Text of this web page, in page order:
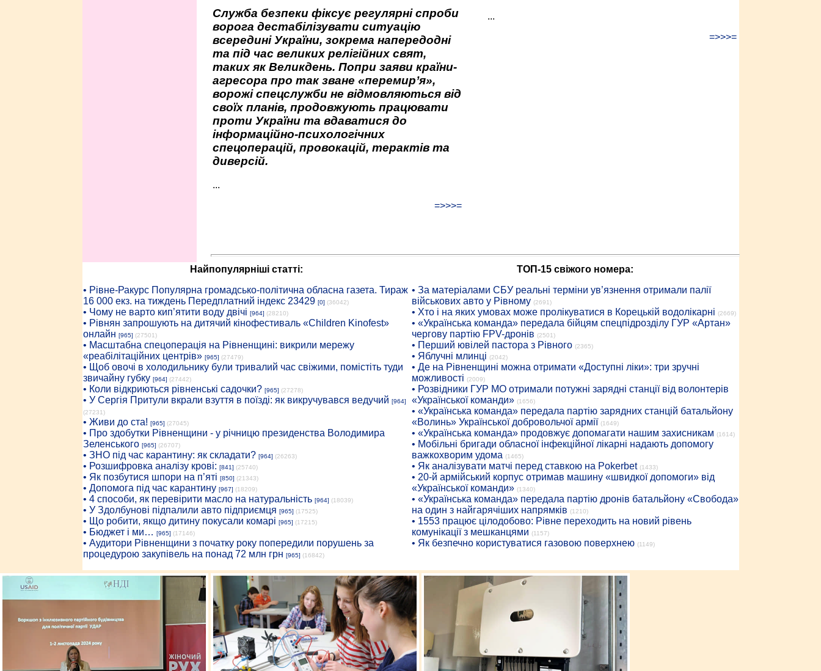
Служба безпеки фіксує регулярні спроби
ворога дестабілізувати ситуацію
всередині України, зокрема напередодні
та під час великих релігійних свят,
таких як Великдень. Попри заяви країни-
агресора про так зване «перемир’я»,
ворожі спецслужби не відмовляються від
своїх планів, продовжують працювати
проти України та вдаватися до
інформаційно-психологічних
спецоперацій, провокацій, терактів та
диверсій.
...
=>>>=
...
=>>>=
Найпопулярніші статті:
• Рiвне-Ракурс Популярна громадсько-політична обласна газета. Тираж
16 000 екз. на тиждень Передплатний індекс 23429 [0] (36042)
• Чому не варто кип’ятити воду двічі [964] (28210)
• Рівнян запрошують на дитячий кінофестиваль «Children Kinofest»
онлайн [965] (27501)
• Масштабна спецоперація на Рівненщині: викрили мережу
«реабілітаційних центрів» [965] (27479)
• Щоб овочі в холодильнику були тривалий час свіжими, помістіть туди
звичайну губку [964] (27442)
• Коли відкриються рівненські садочки? [965] (27278)
• У Сергія Притули вкрали взуття в поїзді: як викручувався ведучий [964]
(27231)
• Живи до ста! [965] (27045)
• Про здобутки Рівненщини - у річницю президенства Володимира
Зеленського [965] (26707)
• ЗНО під час карантину: як складати? [964] (26263)
• Розшифровка аналізу крові: [841] (25740)
• Як позбутися шпори на п’яті [850] (21343)
• Допомога під час карантину [967] (18209)
• 4 способи, як перевірити масло на натуральність [964] (18039)
• У Здолбунові підпалили авто підприємця [965] (17525)
• Що робити, якщо дитину покусали комарі [965] (17215)
• Бюджет і ми… [965] (17146)
• Аудитори Рівненщини з початку року попередили порушень за
процедурою закупівель на понад 72 млн грн [965] (16842)
ТОП-15 свіжого номера:
• За матеріалами СБУ реальні терміни ув’язнення отримали палії
військових авто у Рівному (2691)
• Хто і на яких умовах може пролікуватися в Корецькій водолікарні (2669)
• «Українська команда» передала бійцям спецпідрозділу ГУР «Артан»
чергову партію FPV-дронів (2501)
• Перший ювілей пастора з Рівного (2365)
• Яблучні млинці (2042)
• Де на Рівненщині можна отримати «Доступні ліки»: три зручні
можливості (2009)
• Розвідники ГУР МО отримали потужні зарядні станції від волонтерів
«Української команди» (1656)
• «Українська команда» передала партію зарядних станцій батальйону
«Волинь» Української добровольчої армії (1649)
• «Українська команда» продовжує допомагати нашим захисникам (1614)
• Мобільні бригади обласної інфекційної лікарні надають допомогу
важкохворим удома (1465)
• Як аналізувати матчі перед ставкою на Pokerbet (1433)
• 20-й армійський корпус отримав машину «швидкої допомоги» від
«Української команди» (1340)
• «Українська команда» передала партію дронів батальйону «Свобода»
на один з найгарячіших напрямків (1210)
• 1553 працює цілодобово: Рівне переходить на новий рівень
комунікації з мешканцями (1157)
• Як безпечно користуватися газовою поверхнею (1149)